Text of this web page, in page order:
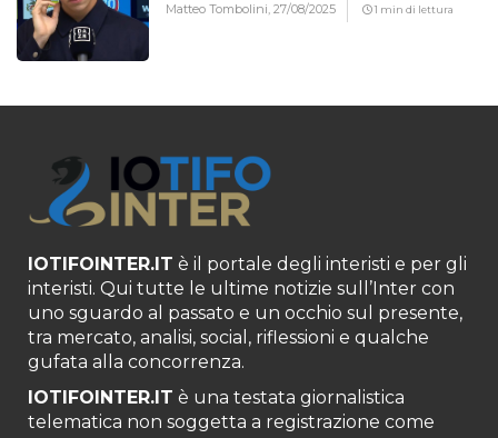
Matteo Tombolini,27/08/2025 1 min di lettura
IOTIFOINTER.IT è il portale degli interisti e per gli
interisti. Qui tutte le ultime notizie sull’Inter con
uno sguardo al passato e un occhio sul presente,
tra mercato, analisi, social, riflessioni e qualche
gufata alla concorrenza.
IOTIFOINTER.IT è una testata giornalistica
telematica non soggetta a registrazione come